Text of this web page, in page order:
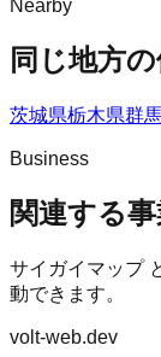
Nearby
同じ地方
茨城県栃木県群
Business
関連する
サイガイマップ
動できます。
volt-web.dev